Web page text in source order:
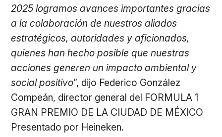
2025 logramos avances importantes gracias
a la colaboración de nuestros aliados
estratégicos, autoridades y aficionados,
quienes han hecho posible que nuestras
acciones generen un impacto ambiental y
social positivo”, dijo Federico González
Compeán, director general del FORMULA 1
GRAN PREMIO DE LA CIUDAD DE MÉXICO
Presentado por Heineken.